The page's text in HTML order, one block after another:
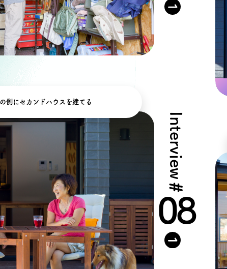
側にセカンドハウスを建てる
Interview
#
08